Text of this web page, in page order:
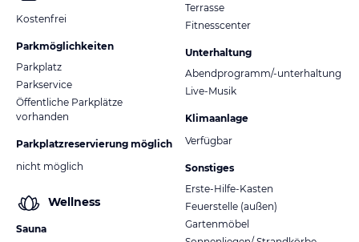
Kostenfrei
Parkmöglichkeiten
Parkplatz
Parkservice
Öffentliche Parkplätze
vorhanden
Parkplatzreservierung möglich
nicht möglich
Wellness
Sauna
Terrasse
Fitnesscenter
Unterhaltung
Abendprogramm/-unterhaltung
Live-Musik
Klimaanlage
Verfügbar
Sonstiges
Erste-Hilfe-Kasten
Feuerstelle (außen)
Gartenmöbel